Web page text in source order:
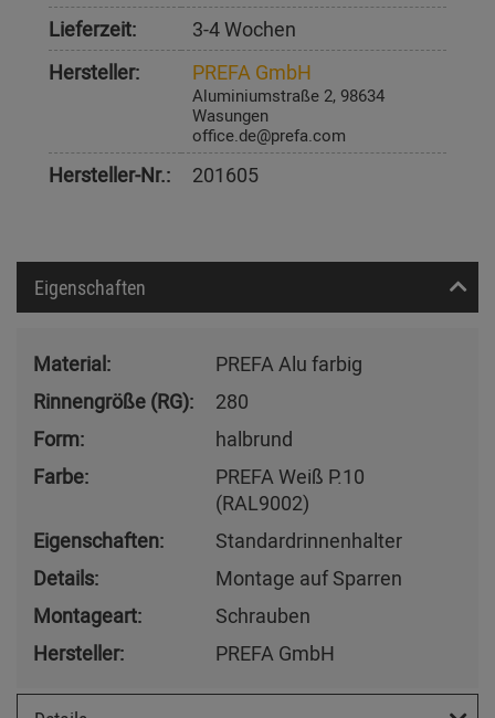
Lieferzeit:
3-4 Wochen
Hersteller:
PREFA GmbH
Aluminiumstraße 2, 98634
Wasungen
office.de@prefa.com
Hersteller-Nr.: 201605
Eigenschaften
Material:
PREFA Alu farbig
Rinnengröße (RG):
280
Form:
halbrund
Farbe:
PREFA Weiß P.10
(RAL9002)
Eigenschaften:
Standardrinnenhalter
Details:
Montage auf Sparren
Montageart:
Schrauben
Hersteller:
PREFA GmbH